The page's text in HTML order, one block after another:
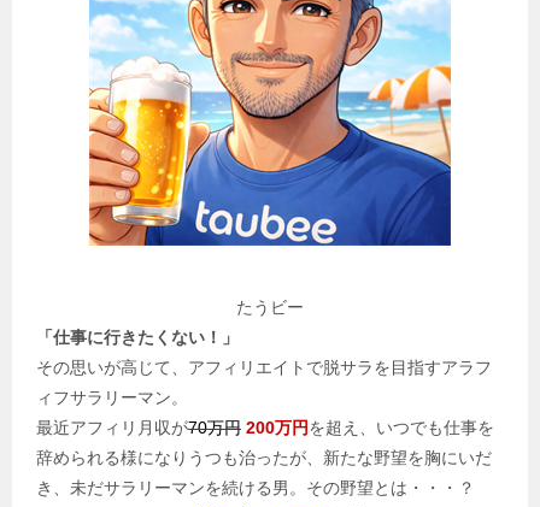
たうビー
「仕事に行きたくない！」
その思いが高じて、アフィリエイトで脱サラを目指すアラフ
ィフサラリーマン。
最近アフィリ月収が70万円 200万円を超え、いつでも仕事を
辞められる様になりうつも治ったが、新たな野望を胸にいだ
き、未だサラリーマンを続ける男。その野望とは・・・？